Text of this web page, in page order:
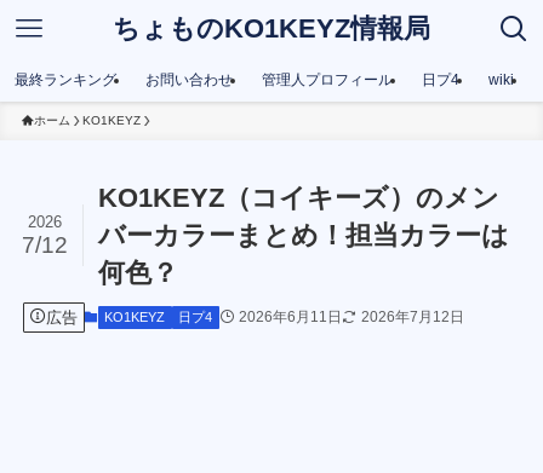
ちょものKO1KEYZ情報局
最終ランキング お問い合わせ 管理人プロフィール 日プ4 wiki
ホーム KO1KEYZ
KO1KEYZ（コイキーズ）のメン
バーカラーまとめ！担当カラーは
何色？
2026
7/12
広告 KO1KEYZ 日プ4 2026年6月11日 2026年7月12日